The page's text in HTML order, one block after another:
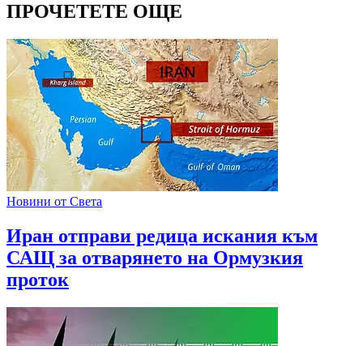
ПРОЧЕТЕТЕ ОЩЕ
Новини от Света
Иран отправи редица искания към
САЩ за отварянето на Ормузкия
проток